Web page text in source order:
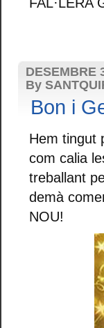
DESEMBRE
By
Bon i
Hem tingut
com calia
treballant
demà
NOU!